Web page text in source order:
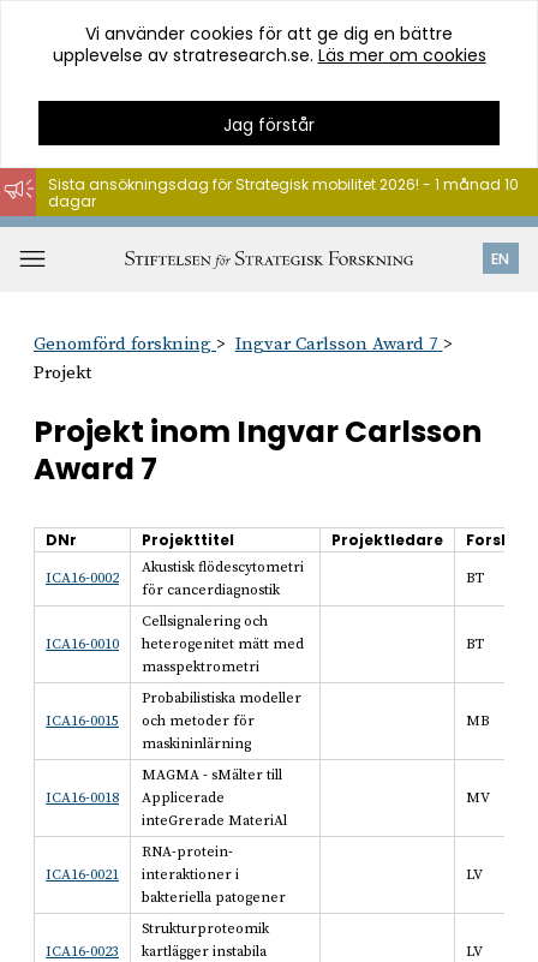
Hoppa
till
innehåll
Vi använder cookies för att ge dig en bättre
upplevelse av stratresearch.se. Läs mer om cookies
Jag förstår
EN
Sista ansökningsdag för Strategisk mobilitet 2026! - 1 månad 10
dagar
Genomförd forskning
Ingvar Carlsson Award 7
Projekt
Projekt inom Ingvar Carlsson
Award 7
DNr Projekttitel Projektledare
ICA16-0002
Akustisk flödescytometri
för cancerdiagnostik
BT
ICA16-0010
Cellsignalering och
heterogenitet mätt med
masspektrometri
BT
ICA16-0015
Probabilistiska modeller
och metoder för
maskininlärning
MB
ICA16-0018
MAGMA - sMälter till
Applicerade
inteGrerade MateriAl
MV
ICA16-0021
RNA-protein-
interaktioner i
bakteriella patogener
LV
ICA16-0023
Strukturproteomik
kartlägger instabila
LV